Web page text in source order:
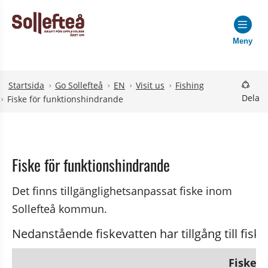
Meny
Startsida Go Sollefteå EN Visit us
Fishing
Fiske för funktionshindrande
Dela
Fiske för funktionshindrande
Det finns tillgänglighetsanpassat fiske inom
Sollefteå kommun.
Nedanstående fiskevatten har tillgång till